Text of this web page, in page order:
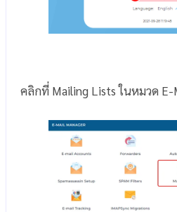
คลิกที่ Mailing Lists ในหมวด E-